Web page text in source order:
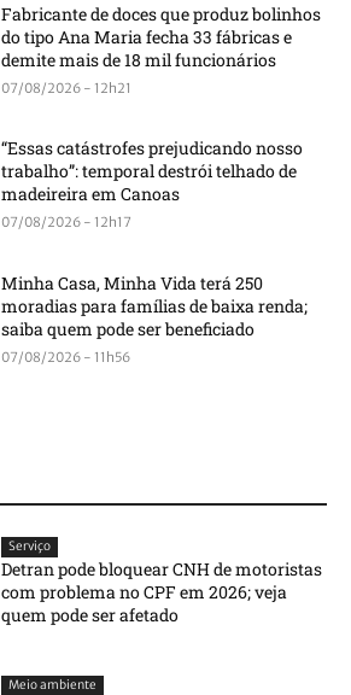
Fabricante de doces que produz bolinhos
do tipo Ana Maria fecha 33 fábricas e
demite mais de 18 mil funcionários
07/08/2026 - 12h21
“Essas catástrofes prejudicando nosso
trabalho”: temporal destrói telhado de
madeireira em Canoas
07/08/2026 - 12h17
Minha Casa, Minha Vida terá 250
moradias para famílias de baixa renda;
saiba quem pode ser beneficiado
07/08/2026 - 11h56
Serviço
Detran pode bloquear CNH de motoristas
com problema no CPF em 2026; veja
quem pode ser afetado
Meio ambiente